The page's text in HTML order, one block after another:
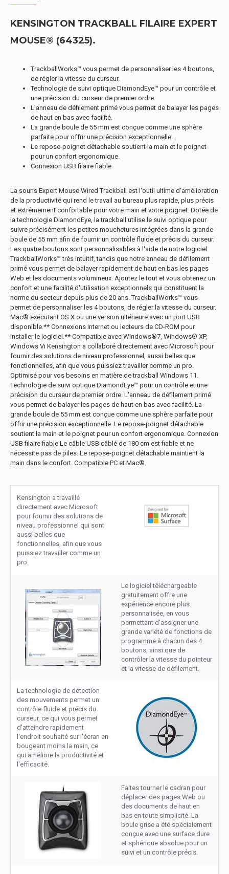
KENSINGTON TRACKBALL FILAIRE EXPERT
MOUSE® (64325).
TrackballWorks™ vous permet de personnaliser les 4 boutons,
de régler la vitesse du curseur.
Technologie de suivi optique DiamondEye™ pour un contrôle et
une précision du curseur de premier ordre.
L'anneau de défilement primé vous permet de balayer les pages
de haut en bas avec facilité.
La grande boule de 55 mm est conçue comme une sphère
parfaite pour offrir une précision exceptionnelle.
Le repose-poignet détachable soutient la main et le poignet
pour un confort ergonomique.
Connexion USB filaire fiable
La souris Expert Mouse Wired Trackball est l'outil ultime d'amélioration
de la productivité qui rend le travail au bureau plus rapide, plus précis
et extrêmement confortable pour votre main et votre poignet. Dotée de
la technologie DiamondEye, la trackball utilise le suivi optique pour
suivre précisément les petites mouchetures intégrées dans la grande
boule de 55 mm afin de fournir un contrôle fluide et précis du curseur.
Les quatre boutons sont personnalisables à l'aide de notre logiciel
TrackballWorks™ très intuitif, tandis que notre anneau de défilement
primé vous permet de balayer rapidement de haut en bas les pages
Web et les documents volumineux. Ajoutez le tout et vous obtenez un
confort et une facilité d'utilisation exceptionnels qui constituent la
norme du secteur depuis plus de 20 ans. TrackballWorks™ vous
permet de personnaliser les 4 boutons, de régler la vitesse du curseur.
Mac® exécutant OS X ou une version ultérieure avec un port USB
disponible.** Connexions Internet ou lecteurs de CD-ROM pour
installer le logiciel.** Compatible avec Windows®7, Windows® XP,
Windows Vi Kensington a collaboré directement avec Microsoft pour
fournir des solutions de niveau professionnel, aussi belles que
fonctionnelles, afin que vous puissiez travailler comme un pro.
Optimisé pour vos besoins en matière de trackball Windows 11.
Technologie de suivi optique DiamondEye™ pour un contrôle et une
précision du curseur de premier ordre. L'anneau de défilement primé
vous permet de balayer les pages de haut en bas avec facilité. La
grande boule de 55 mm est conçue comme une sphère parfaite pour
offrir une précision exceptionnelle. Le repose-poignet détachable
soutient la main et le poignet pour un confort ergonomique. Connexion
USB filaire fiable Le câble USB câblé de 180 cm est fiable et ne
nécessite pas de piles. Le repose-poignet détachable maintient la
main dans le confort. Compatible PC et Mac®.
Kensington a travaillé
directement avec Microsoft
pour fournir des solutions de
niveau professionnel qui sont
aussi belles que
fonctionnelles, afin que vous
puissiez travailler comme un
pro.
Le logiciel téléchargeable
gratuitement offre une
expérience encore plus
personnalisée, en vous
permettant d'assigner une
grande variété de fonctions de
programme à chacun des 4
boutons, ainsi que de
contrôler la vitesse du pointeur
et la vitesse de défilement.
La technologie de détection
des mouvements permet un
contrôle fluide et précis du
curseur, ce qui vous permet
d'atteindre rapidement
l'endroit souhaité sur l'écran en
bougeant moins la main, ce
qui améliore la productivité et
l'efficacité.
Faites tourner le cadran pour
déplacer des pages Web ou
des documents de haut en
bas en toute simplicité. La
boule grise a été spécialement
conçue avec une surface dure
et sphérique absolue pour un
suivi et un contrôle précis.